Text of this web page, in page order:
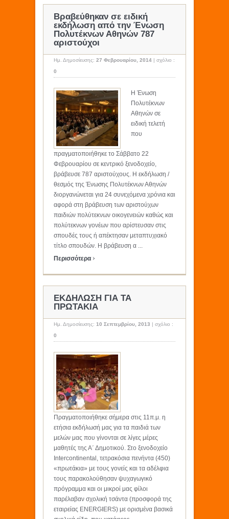
Βραβεύθηκαν σε ειδική
εκδήλωση από την Ένωση
Πολυτέκνων Αθηνών 787
αριστούχοι
Ημ. Δημοσίευσης: 27 Φεβρουαρίου, 2014 | σχόλιο :
0
Η Ένωση
Πολυτέκνων
Αθηνών σε
ειδική τελετή
που
πραγματοποιήθηκε το Σάββατο 22
Φεβρουαρίου σε κεντρικό ξενοδοχείο,
βράβευσε 787 αριστούχους. Η εκδήλωση /
θεσμός της Ένωσης Πολυτέκνων Αθηνών
διοργανώνεται για 24 συνεχόμενα χρόνια και
αφορά στη βράβευση των αριστούχων
παιδιών πολύτεκνων οικογενειών καθώς και
πολύτεκνων γονέων που αρίστευσαν στις
σπουδές τους ή απέκτησαν μεταπτυχιακό
τίτλο σπουδών. Η βράβευση α ...
Περισσότερα ›
ΕΚΔΗΛΩΣΗ ΓΙΑ ΤΑ
ΠΡΩΤΑΚΙΑ
Ημ. Δημοσίευσης: 10 Σεπτεμβρίου, 2013 | σχόλιο :
0
Πραγματοποιήθηκε σήμερα στις 11π.μ. η
ετήσια εκδήλωσή μας για τα παιδιά των
μελών μας που γίνονται σε λίγες μέρες
μαθητές της Α΄ Δημοτικού. Στο ξενοδοχείο
Intercontinental, τετρακόσια πενήντα (450)
«πρωτάκια» με τους γονείς και τα αδέλφια
τους παρακολούθησαν ψυχαγωγικό
πρόγραμμα και οι μικροί μας φίλοι
παρέλαβαν σχολική τσάντα (προσφορά της
εταιρείας ENERGIERS) με ορισμένα βασικά